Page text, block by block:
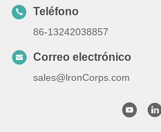
Teléfono
86-13242038857
Correo electrónico
sales@lronCorps.com